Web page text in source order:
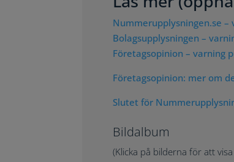
Nummerupplysningen.se –
Bolagsupplysningen –
Företagsopinion – varning
Företagsopinion: mer om
Slutet för
Bildalbum
(Klicka på bilderna för att